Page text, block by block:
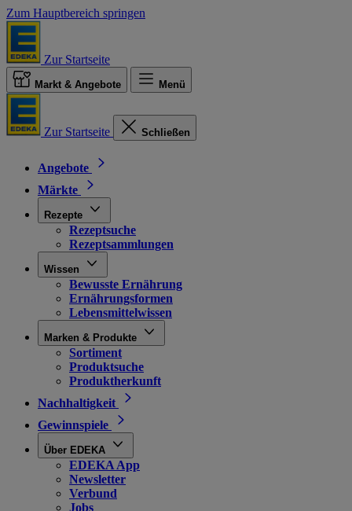
Zum Hauptbereich springen
Zur Startseite
Markt & Angebote Menü
Zur Startseite Schließen
Angebote
Märkte
Rezepte
Rezeptsuche
Rezeptsammlungen
Wissen
Bewusste Ernährung
Ernährungsformen
Lebensmittelwissen
Marken & Produkte
Sortiment
Produktsuche
Produktherkunft
Nachhaltigkeit
Gewinnspiele
Über EDEKA
EDEKA App
Newsletter
Verbund
Jobs